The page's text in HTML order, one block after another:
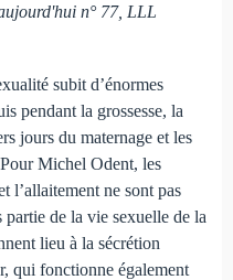
n° 77, LLL
subit d’énormes
pendant la grossesse, la
jours du maternage et les
Michel Odent, les
l’allaitement ne sont pas
partie de la vie sexuelle de la
lieu à la sécrétion
qui fonctionne également